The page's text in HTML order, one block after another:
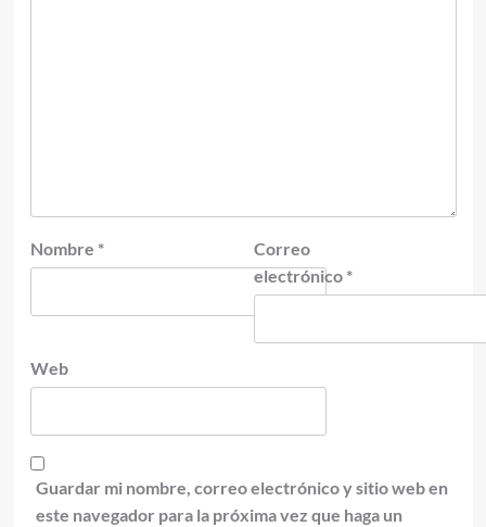
Nombre *
Correo
electrónico *
Web
Guardar mi nombre, correo electrónico y sitio web en
este navegador para la próxima vez que haga un